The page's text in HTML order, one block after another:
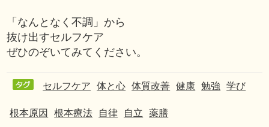
「なんとなく不調」から
抜け出すセルフケア
ぜひのぞいてみてください。
セルフケア 体と心 体質改善 健康 勉強 学び
根本原因 根本療法 自律 自立 薬膳